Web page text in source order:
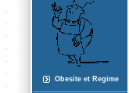
Obesite et Regime